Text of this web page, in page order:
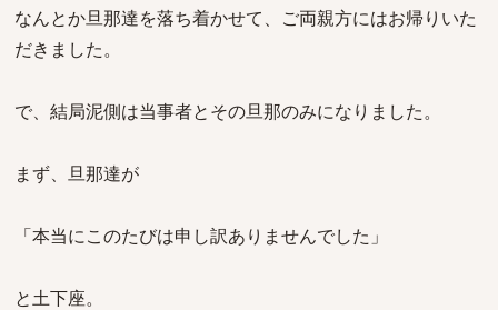
なんとか旦那達を落ち着かせて、ご両親方にはお帰りいた
だきました。
で、結局泥側は当事者とその旦那のみになりました。
まず、旦那達が
「本当にこのたびは申し訳ありませんでした」
と土下座。